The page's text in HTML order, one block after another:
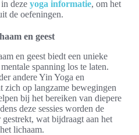
deze yoga informatie, om het
de oefeningen.
en geest
en geest biedt een unieke
spanning los te laten.
andere Yin Yoga en
zich op langzame bewegingen
bij het bereiken van diepere
deze sessies worden de
wat bijdraagt aan het
lichaam.